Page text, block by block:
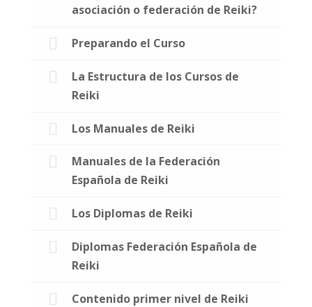
asociación o federación de Reiki?
Preparando el Curso
La Estructura de los Cursos de
Reiki
Los Manuales de Reiki
Manuales de la Federación
Española de Reiki
Los Diplomas de Reiki
Diplomas Federación Española de
Reiki
Contenido primer nivel de Reiki